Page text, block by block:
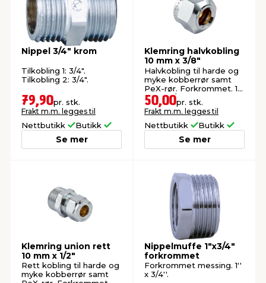
Nippel 3/4" krom
Tilkobling 1: 3/4".
Tilkobling 2: 3/4".
79,90pr. stk.
Frakt m.m. legges til
Nettbutikk Butikk
Se mer
Klemring halvkobling
10 mm x 3/8"
Halvkobling til harde og
myke kobberrør samt
PeX-rør. Forkrommet. 10
mm x 3/8".
50,00pr. stk.
Frakt m.m. legges til
Nettbutikk Butikk
Se mer
Klemring union rett
10 mm x 1/2"
Rett kobling til harde og
myke kobberrør samt
Nippelmuffe 1"x3/4"
forkrommet
Forkrommet messing. 1''
x 3/4''.